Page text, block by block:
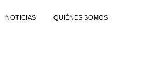
NOTICIAS QUIÉNES SOMOS